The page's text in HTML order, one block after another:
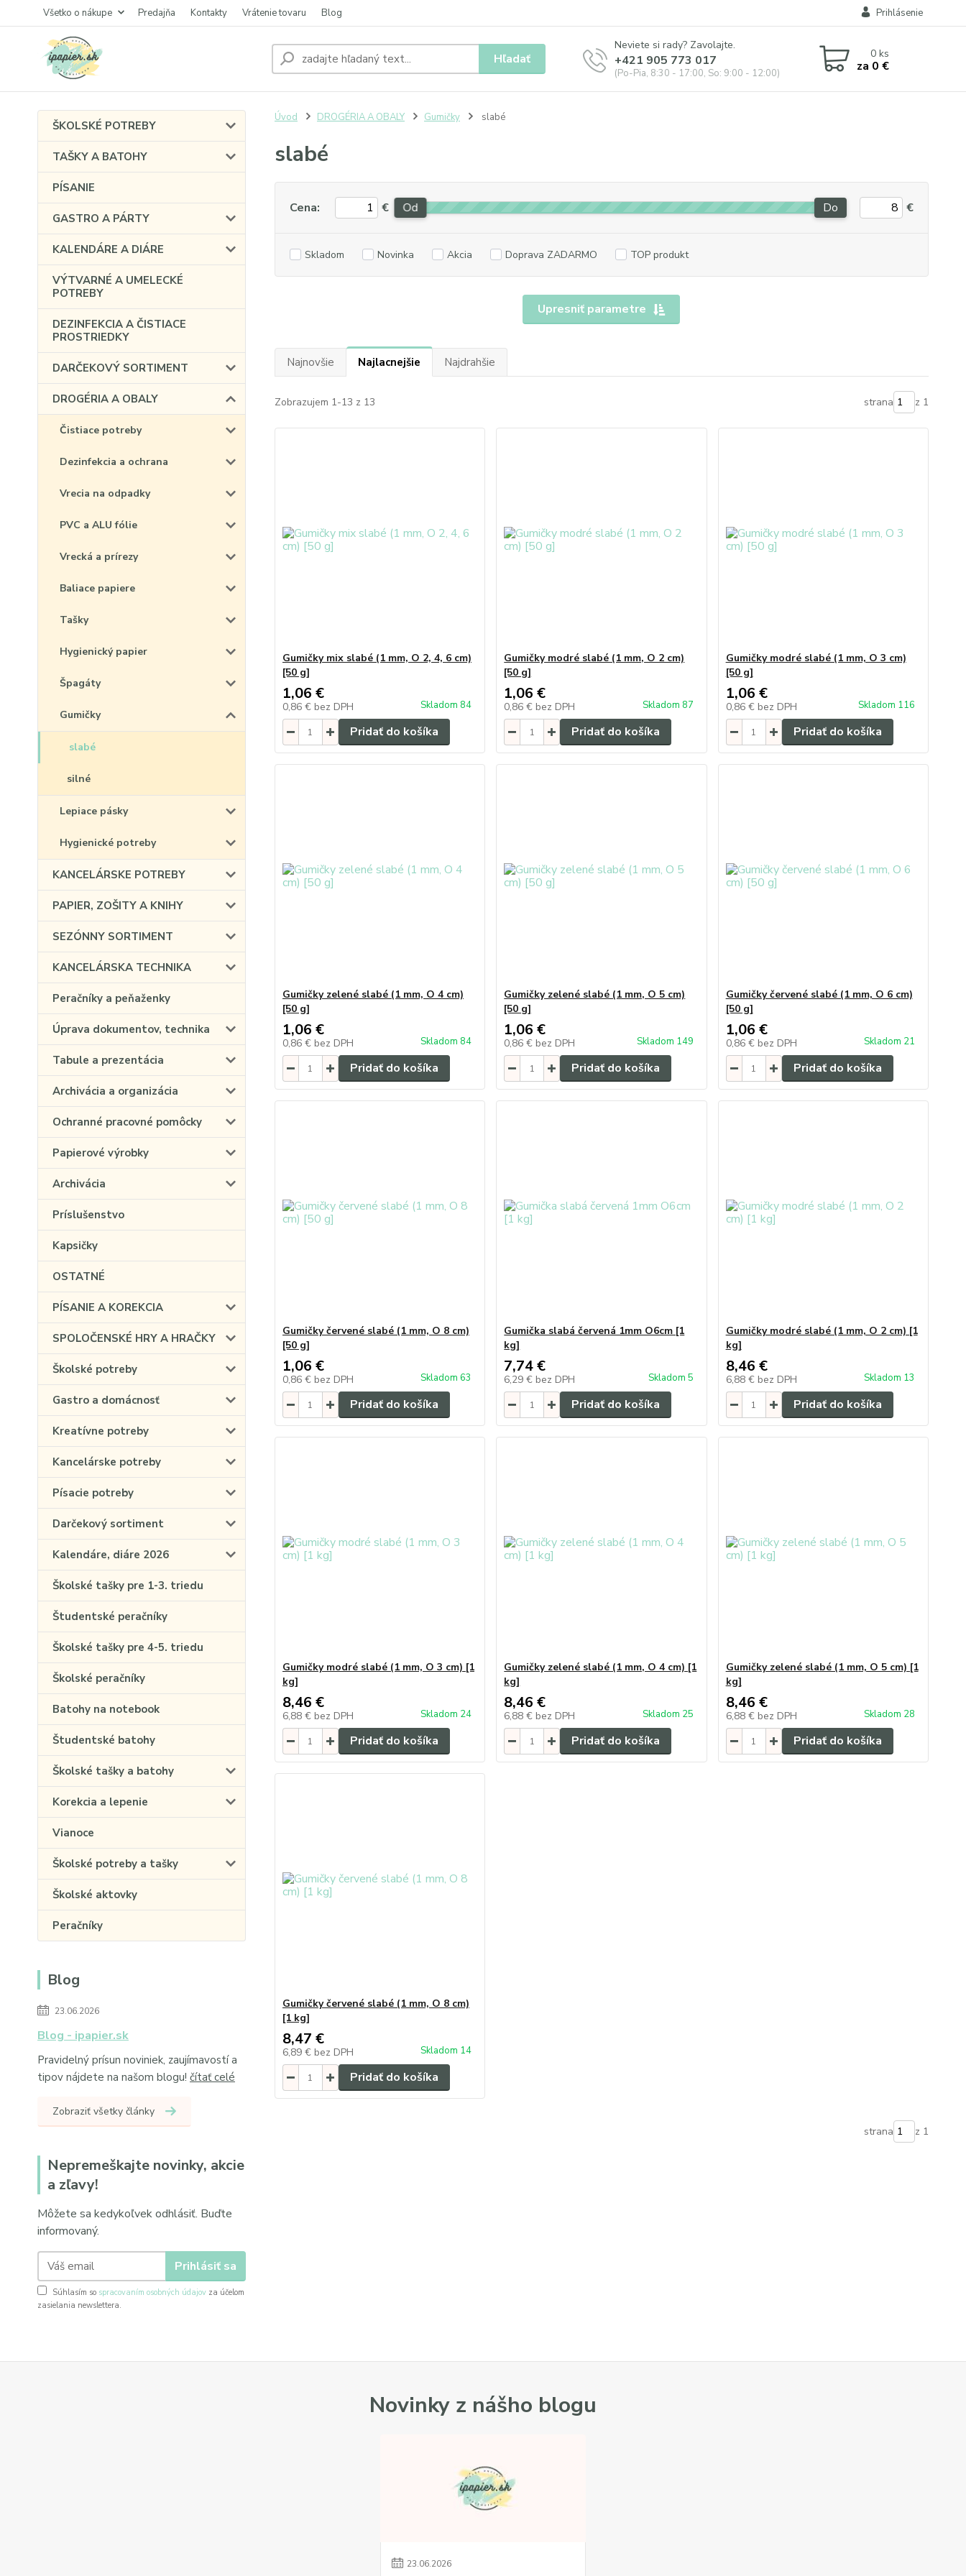
Všetko o nákupe Predajňa Kontakty Vrátenie tovaru Blog Prihlásenie
Hľadať
Neviete si rady? Zavolajte.
+421 905 773 017
(Po-Pia, 8:30 - 17:00, So: 9:00 - 12:00)
0ks
za 0 €
ŠKOLSKÉ POTREBY
TAŠKY A BATOHY
PÍSANIE
GASTRO A PÁRTY
KALENDÁRE A DIÁRE
VÝTVARNÉ A UMELECKÉ
POTREBY
DEZINFEKCIA A ČISTIACE
PROSTRIEDKY
DARČEKOVÝ SORTIMENT
DROGÉRIA A OBALY
Čistiace potreby
Dezinfekcia a ochrana
Vrecia na odpadky
PVC a ALU fólie
Vrecká a prírezy
Baliace papiere
Tašky
Hygienický papier
Špagáty
Gumičky
slabé
silné
Lepiace pásky
Hygienické potreby
KANCELÁRSKE POTREBY
PAPIER, ZOŠITY A KNIHY
SEZÓNNY SORTIMENT
KANCELÁRSKA TECHNIKA
Peračníky a peňaženky
Úprava dokumentov, technika
Tabule a prezentácia
Archivácia a organizácia
Ochranné pracovné pomôcky
Papierové výrobky
Archivácia
Príslušenstvo
Kapsičky
OSTATNÉ
PÍSANIE A KOREKCIA
SPOLOČENSKÉ HRY A HRAČKY
Školské potreby
Gastro a domácnosť
Kreatívne potreby
Kancelárske potreby
Písacie potreby
Darčekový sortiment
Kalendáre, diáre 2026
Školské tašky pre 1-3. triedu
Študentské peračníky
Školské tašky pre 4-5. triedu
Školské peračníky
Batohy na notebook
Študentské batohy
Školské tašky a batohy
Korekcia a lepenie
Vianoce
Školské potreby a tašky
Školské aktovky
Peračníky
Blog
23.06.2026
Blog - ipapier.sk
Pravidelný prísun noviniek, zaujímavostí a
tipov nájdete na našom blogu! čítať celé
Zobraziť všetky články
Nepremeškajte novinky, akcie
a zľavy!
Môžete sa kedykoľvek odhlásiť. Buďte
informovaný.
Prihlásiť sa
Súhlasím so spracovaním osobných údajov za účelom
zasielania newslettera.
Úvod DROGÉRIA A OBALY Gumičky slabé
slabé
Upresniť parametre
Cena: € Od Do €
Skladom Novinka Akcia Doprava ZADARMO TOP produkt
Najnovšie Najlacnejšie Najdrahšie
Zobrazujem 1-13 z 13 strana z 1
Gumičky mix slabé (1 mm, O 2, 4, 6 cm)
[50 g]
1,06 €
0,86 € bez DPH Skladom 84
Pridať do košíka
Gumičky modré slabé (1 mm, O 2 cm)
[50 g]
1,06 €
0,86 € bez DPH Skladom 87
Pridať do košíka
Gumičky modré slabé (1 mm, O 3 cm)
[50 g]
1,06 €
0,86 € bez DPH Skladom 116
Pridať do košíka
Gumičky zelené slabé (1 mm, O 4 cm)
[50 g]
1,06 €
0,86 € bez DPH Skladom 84
Pridať do košíka
Gumičky zelené slabé (1 mm, O 5 cm)
[50 g]
1,06 €
0,86 € bez DPH Skladom 149
Pridať do košíka
Gumičky červené slabé (1 mm, O 6 cm)
[50 g]
1,06 €
0,86 € bez DPH Skladom 21
Pridať do košíka
Gumičky červené slabé (1 mm, O 8 cm)
[50 g]
1,06 €
0,86 € bez DPH Skladom 63
Pridať do košíka
Gumička slabá červená 1mm O6cm [1
kg]
7,74 €
6,29 € bez DPH Skladom 5
Pridať do košíka
Gumičky modré slabé (1 mm, O 2 cm) [1
kg]
8,46 €
6,88 € bez DPH Skladom 13
Pridať do košíka
Gumičky modré slabé (1 mm, O 3 cm) [1
kg]
8,46 €
6,88 € bez DPH Skladom 24
Pridať do košíka
Gumičky zelené slabé (1 mm, O 4 cm) [1
kg]
8,46 €
6,88 € bez DPH Skladom 25
Pridať do košíka
Gumičky zelené slabé (1 mm, O 5 cm) [1
kg]
8,46 €
6,88 € bez DPH Skladom 28
Pridať do košíka
Gumičky červené slabé (1 mm, O 8 cm)
[1 kg]
8,47 €
6,89 € bez DPH Skladom 14
Pridať do košíka
strana z 1
Novinky z nášho blogu
23.06.2026